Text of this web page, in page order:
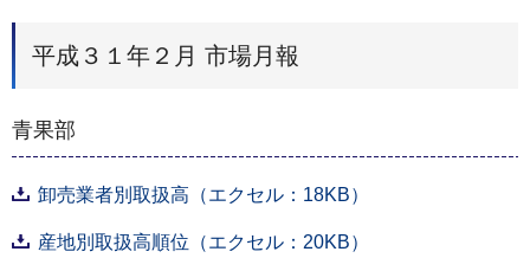
平成３１年２月 市場月報
青果部
卸売業者別取扱高（エクセル：18KB）
産地別取扱高順位（エクセル：20KB）